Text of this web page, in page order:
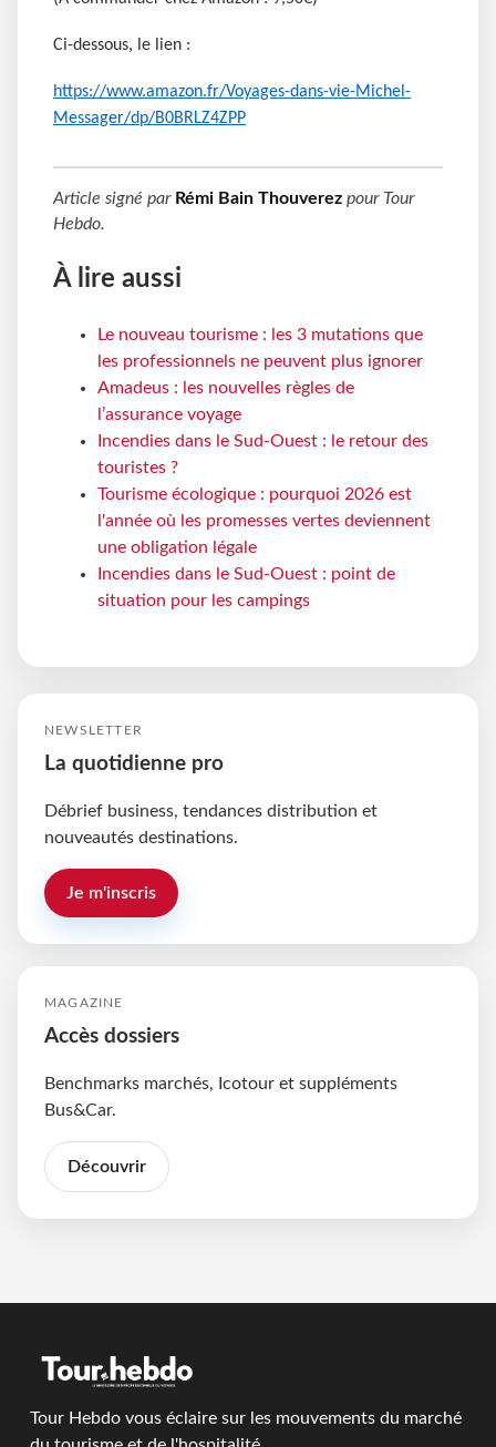
Ci-dessous, le lien :
https://www.amazon.fr/Voyages-dans-vie-Michel-
Messager/dp/B0BRLZ4ZPP
Article signé par Rémi Bain Thouverez pour Tour
Hebdo.
À lire aussi
Le nouveau tourisme : les 3 mutations que
les professionnels ne peuvent plus ignorer
Amadeus : les nouvelles règles de
l’assurance voyage
Incendies dans le Sud-Ouest : le retour des
touristes ?
Tourisme écologique : pourquoi 2026 est
l'année où les promesses vertes deviennent
une obligation légale
Incendies dans le Sud-Ouest : point de
situation pour les campings
NEWSLETTER
La quotidienne pro
Débrief business, tendances distribution et
nouveautés destinations.
Je m'inscris
MAGAZINE
Accès dossiers
Benchmarks marchés, Icotour et suppléments
Bus&Car.
Découvrir
Tour Hebdo vous éclaire sur les mouvements du marché